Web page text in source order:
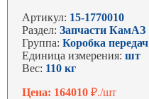
Артикул: 15-1770010
Раздел:Запчасти КамАЗ
Группа:Коробка передач
Единица измерения:шт
Вес: 110 кг
Цена: 164010₽./шт